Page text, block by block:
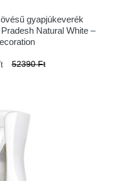
gyapjúkeverék
Natural White –
52390 Ft